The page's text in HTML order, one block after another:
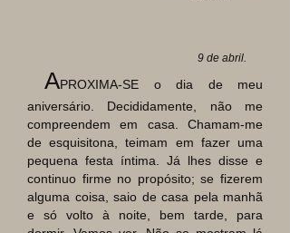
9 de abril.
APROXIMA-SE o dia de meu
aniversário. Decididamente, não me
compreendem em casa. Chamam-me
de esquisitona, teimam em fazer uma
pequena festa íntima. Já lhes disse e
continuo firme no propósito; se fizerem
alguma coisa, saio de casa pela manhã
e só volto à noite, bem tarde, para